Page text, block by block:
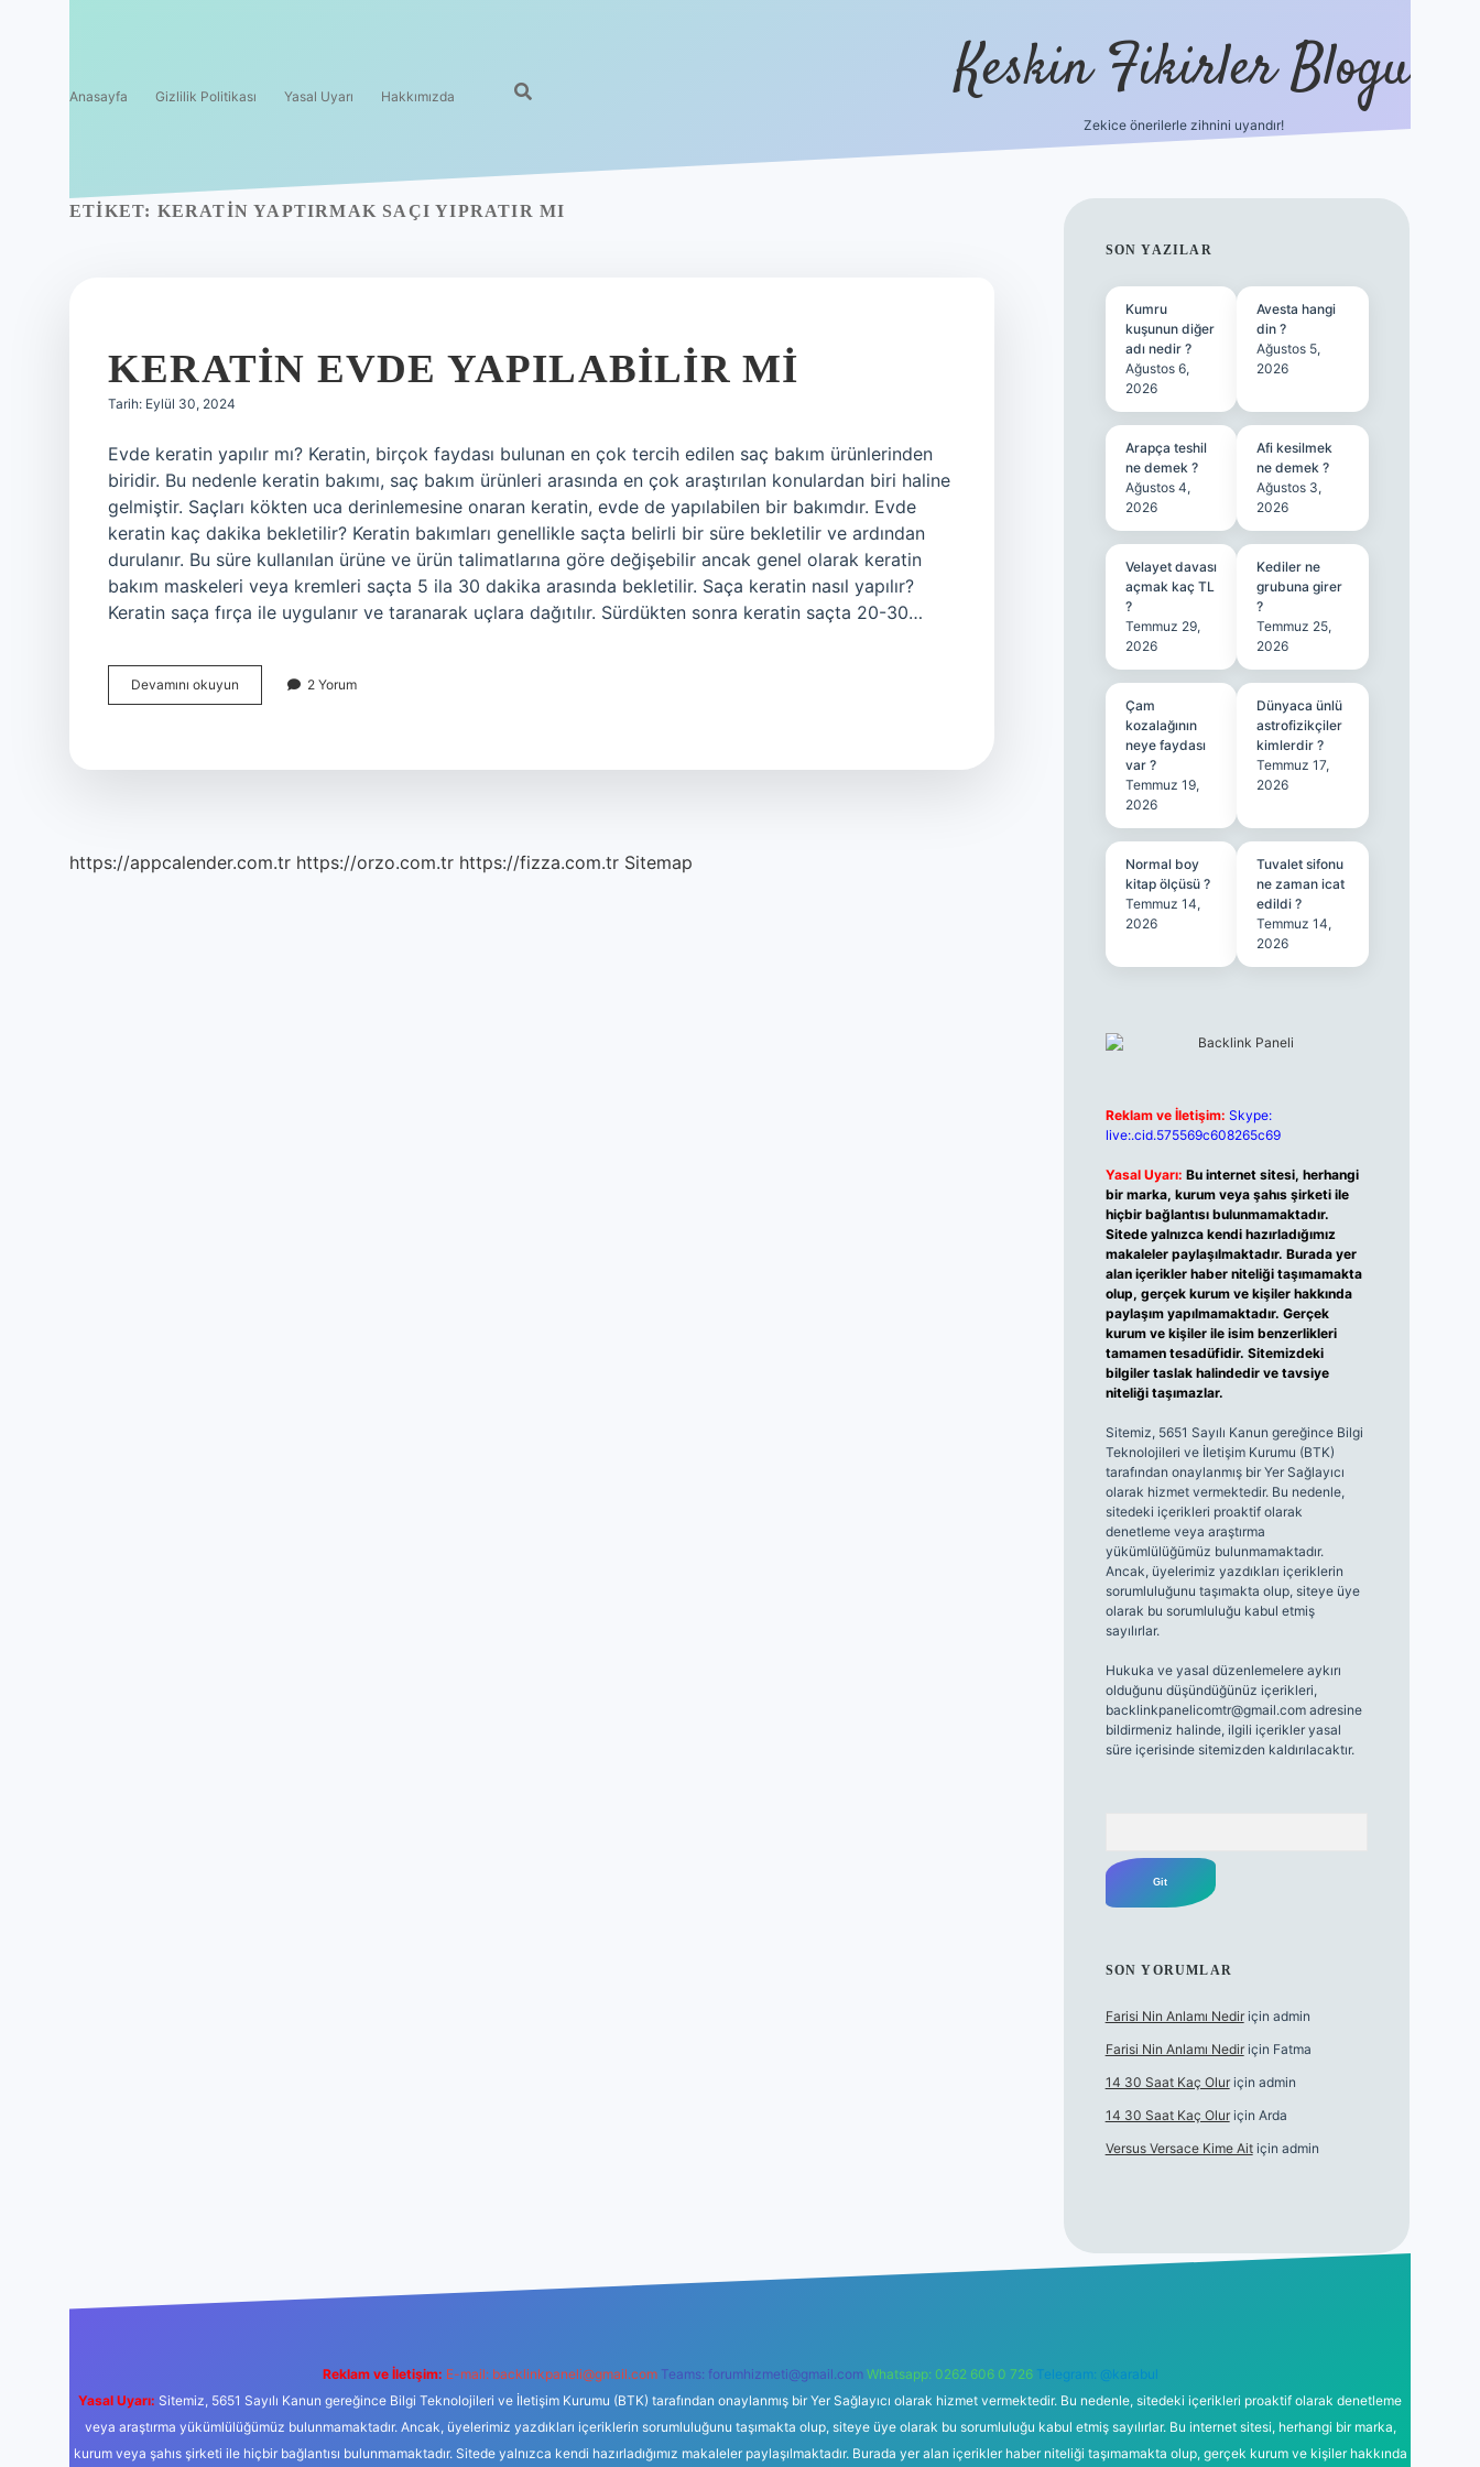
Anasayfa Gizlilik Politikası Yasal Uyarı Hakkımızda Keskin Fikirler Blogu
Zekice önerilerle zihnini uyandır!
ETIKET: KERATIN YAPTIRMAK SAÇI YIPRATIR MI
KERATIN EVDE YAPILABILIR MI
Tarih: Eylül 30, 2024
Evde keratin yapılır mı? Keratin, birçok faydası bulunan en çok tercih edilen saç bakım ürünlerinden
biridir. Bu nedenle keratin bakımı, saç bakım ürünleri arasında en çok araştırılan konulardan biri haline
gelmiştir. Saçları kökten uca derinlemesine onaran keratin, evde de yapılabilen bir bakımdır. Evde
keratin kaç dakika bekletilir? Keratin bakımları genellikle saçta belirli bir süre bekletilir ve ardından
durulanır. Bu süre kullanılan ürüne ve ürün talimatlarına göre değişebilir ancak genel olarak keratin
bakım maskeleri veya kremleri saçta 5 ila 30 dakika arasında bekletilir. Saça keratin nasıl yapılır?
Keratin saça fırça ile uygulanır ve taranarak uçlara dağıtılır. Sürdükten sonra keratin saçta 20-30…
Devamını okuyun
Evde
2 Yorum
https://appcalender.com.tr https://orzo.com.tr https://fizza.com.tr Sitemap
SIDEBAR
SON YAZILAR
Kumru
kuşunun diğer
adı nedir ?
Ağustos 6,
2026
Avesta hangi
din ?
Ağustos 5,
2026
Arapça teshil
ne demek ?
Ağustos 4,
2026
Afi kesilmek
ne demek ?
Ağustos 3,
2026
Velayet davası
açmak kaç TL
?
Temmuz 29,
2026
Kediler ne
grubuna girer
?
Temmuz 25,
2026
Çam
kozalağının
neye faydası
var ?
Temmuz 19,
2026
Dünyaca ünlü
astrofizikçiler
kimlerdir ?
Temmuz 17,
2026
Normal boy
kitap ölçüsü ?
Temmuz 14,
2026
Tuvalet sifonu
ne zaman icat
edildi ?
Temmuz 14,
2026
Reklam ve İletişim: Skype:
live:.cid.575569c608265c69
Yasal Uyarı: Bu internet sitesi, herhangi
bir marka, kurum veya şahıs şirketi ile
hiçbir bağlantısı bulunmamaktadır.
Sitede yalnızca kendi hazırladığımız
makaleler paylaşılmaktadır. Burada yer
alan içerikler haber niteliği taşımamakta
olup, gerçek kurum ve kişiler hakkında
paylaşım yapılmamaktadır. Gerçek
kurum ve kişiler ile isim benzerlikleri
tamamen tesadüfidir. Sitemizdeki
bilgiler taslak halindedir ve tavsiye
niteliği taşımazlar.
Sitemiz, 5651 Sayılı Kanun gereğince Bilgi
Teknolojileri ve İletişim Kurumu (BTK)
tarafından onaylanmış bir Yer Sağlayıcı
olarak hizmet vermektedir. Bu nedenle,
sitedeki içerikleri proaktif olarak
denetleme veya araştırma
yükümlülüğümüz bulunmamaktadır.
Ancak, üyelerimiz yazdıkları içeriklerin
sorumluluğunu taşımakta olup, siteye üye
olarak bu sorumluluğu kabul etmiş
sayılırlar.
Hukuka ve yasal düzenlemelere aykırı
olduğunu düşündüğünüz içerikleri,
backlinkpanelicomtr@gmail.comadresine
bildirmeniz halinde, ilgili içerikler yasal
süre içerisinde sitemizden kaldırılacaktır.
SON YORUMLAR
Farisi Nin Anlamı Nediriçin admin
Farisi Nin Anlamı Nediriçin Fatma
14 30 Saat Kaç Oluriçin admin
14 30 Saat Kaç Oluriçin Arda
Versus Versace Kime Aitiçin admin
vdcasinogir.net
Reklam ve İletişim: E-mail: backlinkpaneli@gmail.com Teams: forumhizmeti@gmail.com Whatsapp: 0262 606 0 726 Telegram: @karabul
Yasal Uyarı: Sitemiz, 5651 Sayılı Kanun gereğince Bilgi Teknolojileri ve İletişim Kurumu (BTK) tarafından onaylanmış bir Yer Sağlayıcı olarak hizmet vermektedir. Bu nedenle, sitedeki içerikleri proaktif olarak denetleme
veya araştırma yükümlülüğümüz bulunmamaktadır. Ancak, üyelerimiz yazdıkları içeriklerin sorumluluğunu taşımakta olup, siteye üye olarak bu sorumluluğu kabul etmiş sayılırlar. Bu internet sitesi, herhangi bir marka,
kurum veya şahıs şirketi ile hiçbir bağlantısı bulunmamaktadır. Sitede yalnızca kendi hazırladığımız makaleler paylaşılmaktadır. Burada yer alan içerikler haber niteliği taşımamakta olup, gerçek kurum ve kişiler hakkında